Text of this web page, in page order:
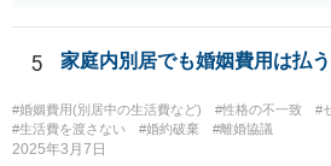
た後も続いている事情は、婚姻関係への打
情として主張しやすいです。一方で、ソー
る請求は、夫に対する請求より難しい可能
客としての関係にとどまる場合、相手女性
て扱っていたのか、婚姻関係を侵害すると
を持っていたのか、などが問題になります
5 家庭内別居でも婚姻費用は払
#婚姻費用(別居中の生活費など) #性格の不一致
#
#生活費を渡さない
#婚約破棄 #離婚協議
2025年3月7日